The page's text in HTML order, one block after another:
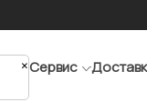
×Сервис